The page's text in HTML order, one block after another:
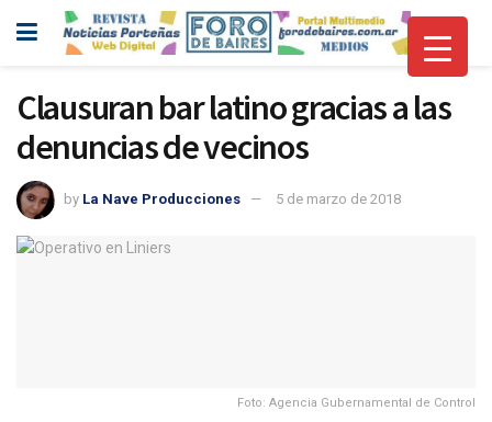
Clausuran bar latino gracias a las
denuncias de vecinos
by La Nave Producciones 5 de marzo de 2018
Foto: Agencia Gubernamental de Control